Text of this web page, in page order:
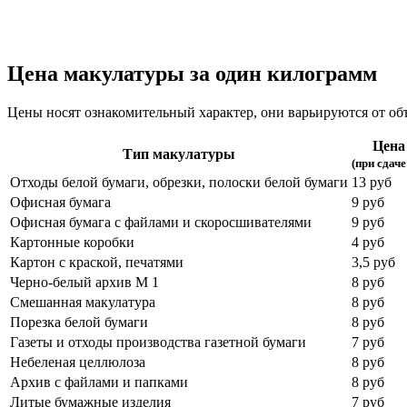
Цена макулатуры за один килограмм
Цены носят ознакомительный характер, они варьируются от
Тип макулатуры
Цена
(при
Отходы белой бумаги, обрезки, полоски белой бумаги 13 руб
Офисная бумага
9 руб
Офисная бумага с файлами и скоросшивателями
9 руб
Картонные коробки
4 руб
Картон с краской, печатями
3,5 руб
Черно-белый архив М 1
8 руб
Смешанная макулатура
8 руб
Порезка белой бумаги
8 руб
Газеты и отходы производства газетной бумаги
7 руб
Небеленая целлюлоза
8 руб
Архив с файлами и папками
8 руб
Литые бумажные изделия
7 руб